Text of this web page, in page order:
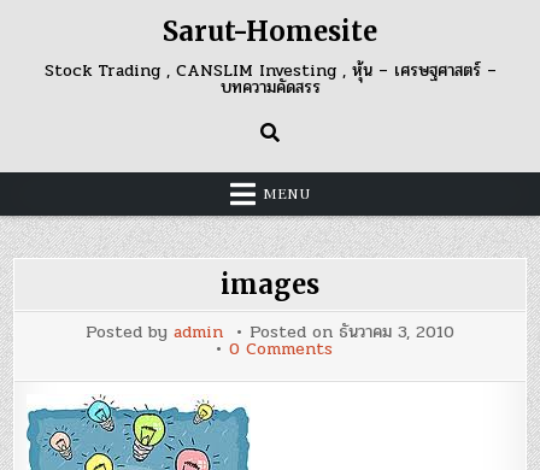
content
Sarut-Homesite
Stock Trading , CANSLIM Investing , หุ้น – เศรษฐศาสตร์ –
บทความคัดสรร
MENU
images
Posted by admin Posted on ธันวาคม 3, 2010
0 Commentson